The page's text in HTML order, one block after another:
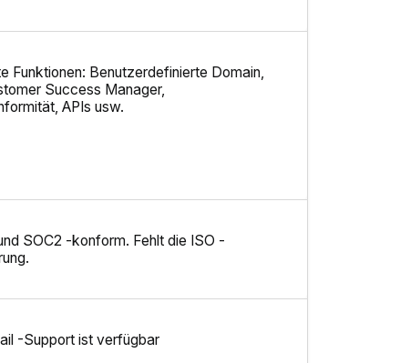
Funktionen: Benutzerdefinierte Domain,
Success Manager,
APIs usw.
SOC2 -konform. Fehlt die ISO -
-Support ist verfügbar